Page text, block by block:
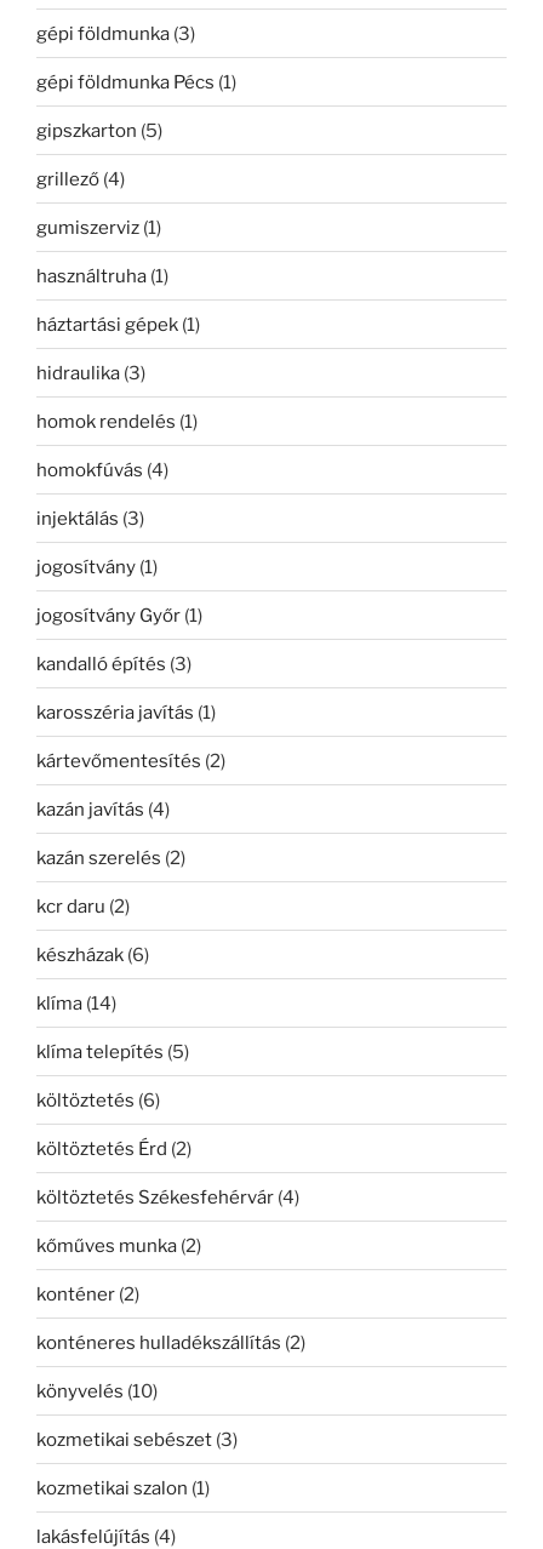
gépi földmunka (3)
gépi földmunka Pécs (1)
gipszkarton (5)
grillező (4)
gumiszerviz (1)
használtruha (1)
háztartási gépek (1)
hidraulika (3)
homok rendelés (1)
homokfúvás (4)
injektálás (3)
jogosítvány (1)
jogosítvány Győr (1)
kandalló építés (3)
karosszéria javítás (1)
kártevőmentesítés (2)
kazán javítás (4)
kazán szerelés (2)
kcr daru (2)
készházak (6)
klíma (14)
klíma telepítés (5)
költöztetés (6)
költöztetés Érd (2)
költöztetés Székesfehérvár (4)
kőműves munka (2)
konténer (2)
konténeres hulladékszállítás (2)
könyvelés (10)
kozmetikai sebészet (3)
kozmetikai szalon (1)
lakásfelújítás (4)